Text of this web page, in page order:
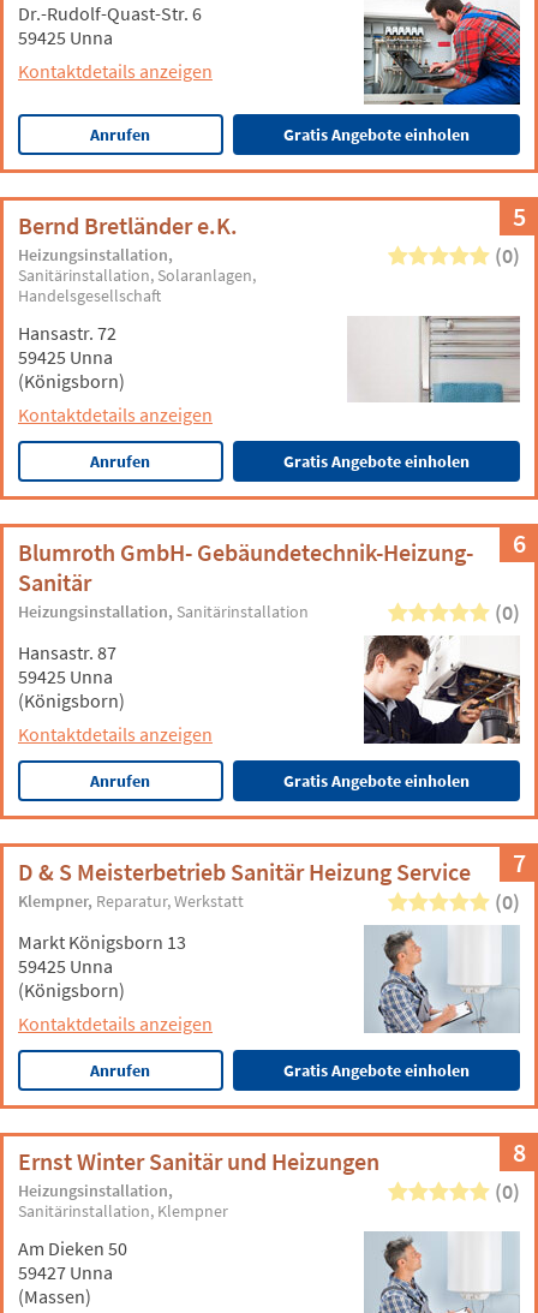
Dr.-Rudolf-Quast-Str. 6
59425 Unna
Kontaktdetails anzeigen
Anrufen Gratis Angebote einholen
5
Bernd Bretländer e.K.
Heizungsinstallation
Sanitärinstallation Solaranlagen
Handelsgesellschaft
(0)
Hansastr. 72
59425 Unna
(Königsborn)
Kontaktdetails anzeigen
Anrufen Gratis Angebote einholen
6
Blumroth GmbH- Gebäundetechnik-Heizung-
Sanitär
Heizungsinstallation Sanitärinstallation (0)
Hansastr. 87
59425 Unna
(Königsborn)
Kontaktdetails anzeigen
Anrufen Gratis Angebote einholen
7
D & S Meisterbetrieb Sanitär Heizung Service
Klempner Reparatur Werkstatt (0)
Markt Königsborn 13
59425 Unna
(Königsborn)
Kontaktdetails anzeigen
Anrufen Gratis Angebote einholen
8
Ernst Winter Sanitär und Heizungen
Heizungsinstallation
Sanitärinstallation Klempner
(0)
Am Dieken 50
59427 Unna
(Massen)